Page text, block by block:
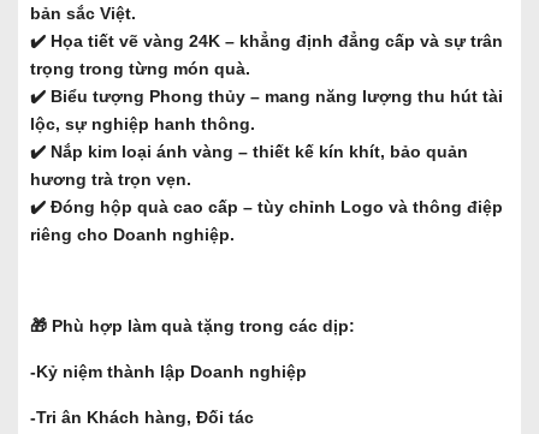
bản sắc Việt.
✔️ Họa tiết vẽ vàng 24K – khẳng định đẳng cấp và sự trân
trọng trong từng món quà.
✔️ Biểu tượng Phong thủy – mang năng lượng thu hút tài
lộc, sự nghiệp hanh thông.
✔️ Nắp kim loại ánh vàng – thiết kế kín khít, bảo quản
hương trà trọn vẹn.
✔️ Đóng hộp quà cao cấp – tùy chỉnh Logo và thông điệp
riêng cho Doanh nghiệp.
🎁 Phù hợp làm quà tặng trong các dịp:
-Kỷ niệm thành lập Doanh nghiệp
-Tri ân Khách hàng, Đối tác